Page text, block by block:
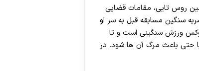
روس تایی، مقامات قضایی
سنگین مسابقه قبل به سر او
ورزش سنگینی است و تا
حتی باعث مرگ آن ها شود. در